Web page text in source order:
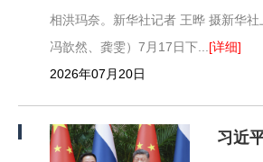
相洪玛奈。新华社记者 王晔 摄新华
冯歆然、龚雯）7月17日下... [详细]
2026年07月20日